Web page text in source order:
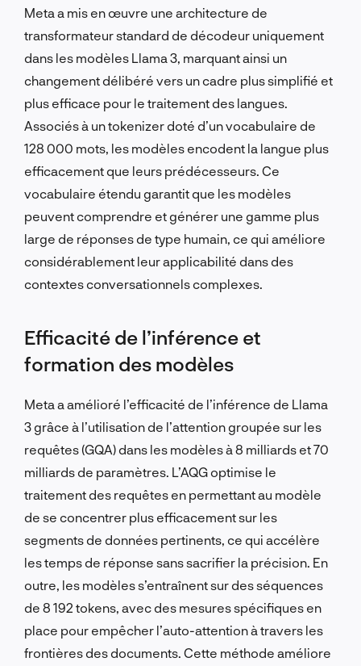
Meta a mis en œuvre une architecture de
transformateur standard de décodeur uniquement
dans les modèles Llama 3, marquant ainsi un
changement délibéré vers un cadre plus simplifié et
plus efficace pour le traitement des langues.
Associés à un tokenizer doté d’un vocabulaire de
128 000 mots, les modèles encodent la langue plus
efficacement que leurs prédécesseurs. Ce
vocabulaire étendu garantit que les modèles
peuvent comprendre et générer une gamme plus
large de réponses de type humain, ce qui améliore
considérablement leur applicabilité dans des
contextes conversationnels complexes.
Efficacité de l’inférence et
formation des modèles
Meta a amélioré l’efficacité de l’inférence de Llama
3 grâce à l’utilisation de l’attention groupée sur les
requêtes (GQA) dans les modèles à 8 milliards et 70
milliards de paramètres. L’AQG optimise le
traitement des requêtes en permettant au modèle
de se concentrer plus efficacement sur les
segments de données pertinents, ce qui accélère
les temps de réponse sans sacrifier la précision. En
outre, les modèles s’entraînent sur des séquences
de 8 192 tokens, avec des mesures spécifiques en
place pour empêcher l’auto-attention à travers les
frontières des documents. Cette méthode améliore